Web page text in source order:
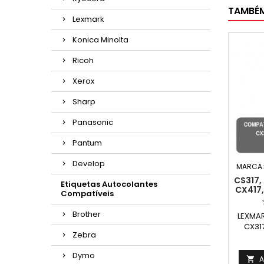
Lexmark
Konica Minolta
Ricoh
Xerox
Sharp
Panasonic
Pantum
Develop
Etiquetas Autocolantes
Compatíveis
Brother
Zebra
Dymo
MARCA:
